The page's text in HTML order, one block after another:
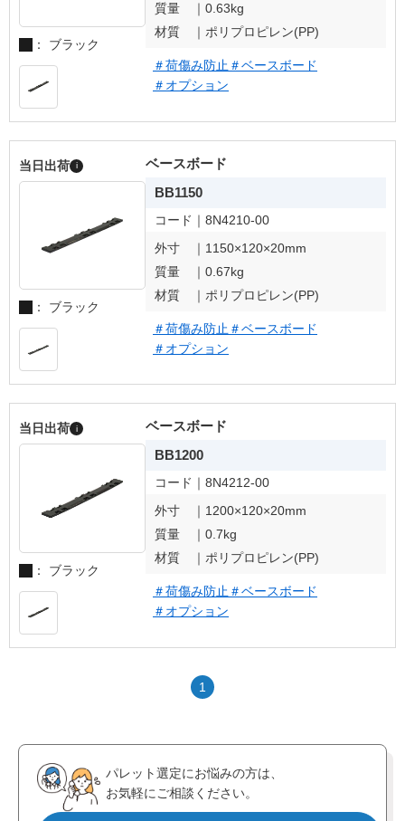
： ブラック
質量 ｜ 0.63kg
材質 ｜ ポリプロピレン(PP)
＃荷傷み防止 ＃ベースボード
＃オプション
当日出荷 i
： ブラック
ベースボード
BB1150
コード｜ 8N4210-00
外寸 ｜ 1150×120×20mm
質量 ｜ 0.67kg
材質 ｜ ポリプロピレン(PP)
＃荷傷み防止 ＃ベースボード
＃オプション
当日出荷 i
： ブラック
ベースボード
BB1200
コード｜ 8N4212-00
外寸 ｜ 1200×120×20mm
質量 ｜ 0.7kg
材質 ｜ ポリプロピレン(PP)
＃荷傷み防止 ＃ベースボード
＃オプション
1
パレット選定にお悩みの方は、
お気軽にご相談ください。